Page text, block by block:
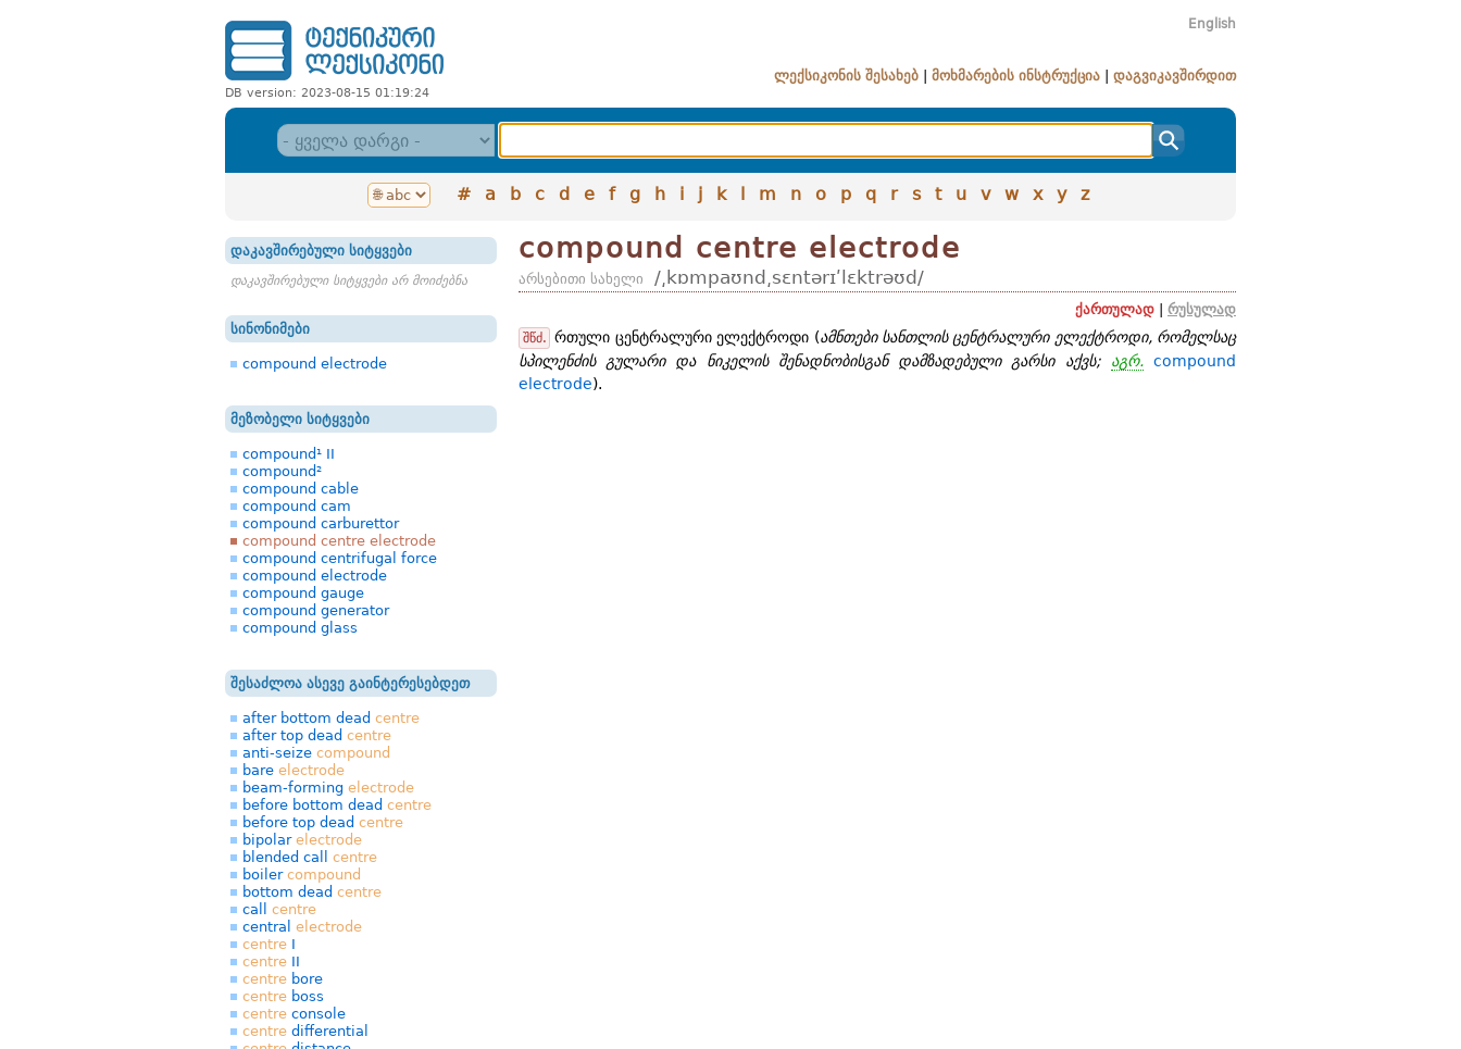
DB version: 2023-08-15 01:19:24
English
ლექსიკონის შესახებ მოხმარების ინსტრუქცია დაგვიკავშირდით
# a b c d e f g h i j k l m n o p q r s t u v w x y z
დაკავშირებული სიტყვები
დაკავშირებული სიტყვები არ მოიძებნა
სინონიმები
compound electrode
მეზობელი სიტყვები
compound¹ II
compound²
compound cable
compound cam
compound carburettor
compound centre electrode
compound centrifugal force
compound electrode
compound gauge
compound generator
compound glass
შესაძლოა ასევე გაინტერესებდეთ
after bottom dead centre
after top dead centre
anti-seize compound
bare electrode
beam-forming electrode
before bottom dead centre
before top dead centre
bipolar electrode
blended call centre
boiler compound
bottom dead centre
call centre
central electrode
centre I
centre II
centre bore
centre boss
centre console
centre differential
compound centre electrode
არსებითი სახელი /͵kɒmpaʊnd͵sɛntərɪʹlɛktrəʊd/
ქართულად რუსულად
შწძ. რთული ცენტრალური ელექტროდი (ამნთები სანთლის ცენტრალური ელექტროდი, რომელსაც
სპილენძის გულარი და ნიკელის შენადნობისგან დამზადებული გარსი აქვს;
აგრ. compound
electrode).